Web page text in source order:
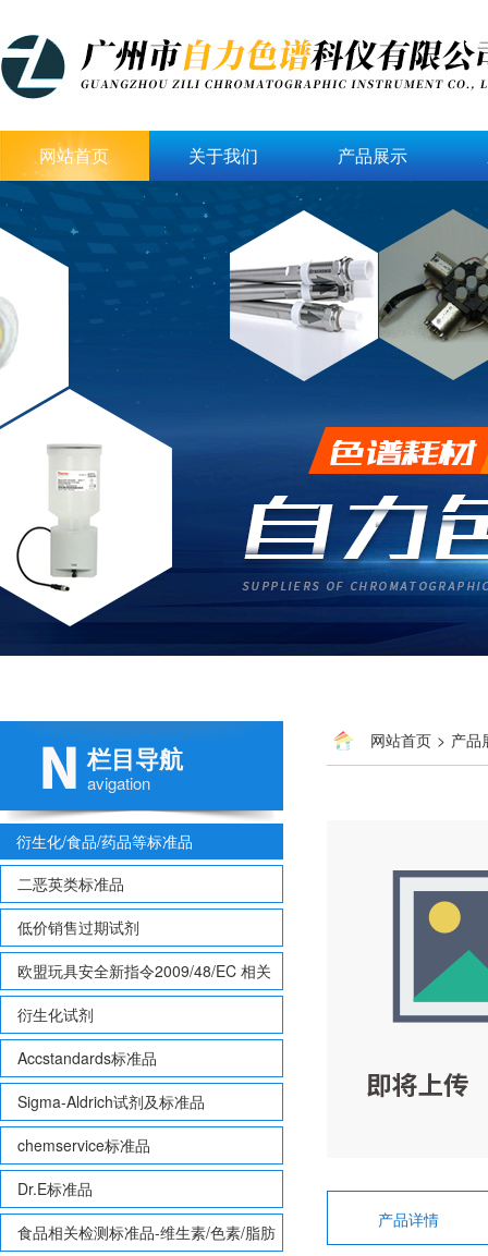
网站首页 关于我们 产品展示
栏目导航
avigation
衍生化/食品/药品等标准品
二恶英类标准品
低价销售过期试剂
欧盟玩具安全新指令2009/48/EC 相关
致敏性香味剂标准品
衍生化试剂
Accstandards标准品
Sigma-Aldrich试剂及标准品
chemservice标准品
Dr.E标准品
食品相关检测标准品-维生素/色素/脂肪
网站首页 > 产品
产品详情